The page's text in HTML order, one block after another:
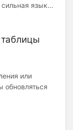
язык...
или
обновляться